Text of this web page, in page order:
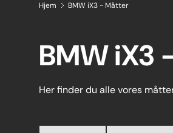
Hjem BMW iX3 - Måtter
BMW iX3
Her finder du alle vores